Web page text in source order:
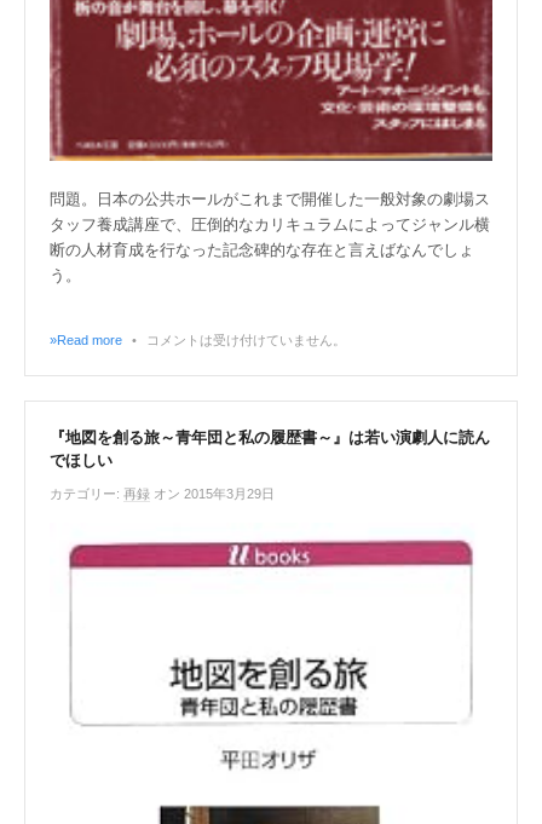
問題。日本の公共ホールがこれまで開催した一般対象の劇場ス
タッフ養成講座で、圧倒的なカリキュラムによってジャンル横
断の人材育成を行なった記念碑的な存在と言えばなんでしょ
う。
»Read more • コメントは受け付けていません。
『地図を創る旅～青年団と私の履歴書～』は若い演劇人に読ん
でほしい
カテゴリー: 再録 オン 2015年3月29日